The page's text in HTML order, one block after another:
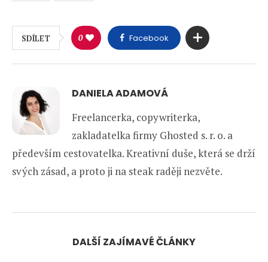
SDÍLET 0 Facebook
DANIELA ADAMOVÁ
Freelancerka, copywriterka,
zakladatelka firmy Ghosted s. r. o. a
především cestovatelka. Kreativní duše, která se drží
svých zásad, a proto ji na steak raději nezvěte.
DALŠÍ ZAJÍMAVÉ ČLÁNKY